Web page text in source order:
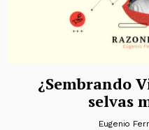
¿Sembrando
selvas
Eugenio